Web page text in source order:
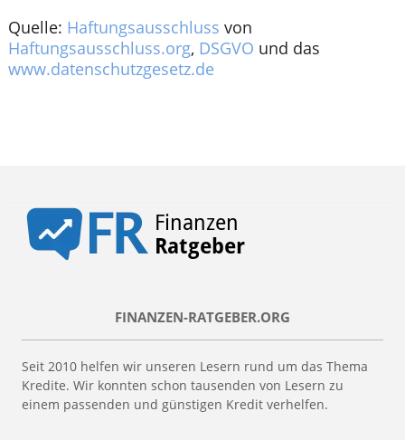
Quelle: Haftungsausschluss von
Haftungsausschluss.org, DSGVO und das
www.datenschutzgesetz.de
FINANZEN-RATGEBER.ORG
Seit 2010 helfen wir unseren Lesern rund um das Thema
Kredite. Wir konnten schon tausenden von Lesern zu
einem passenden und günstigen Kredit verhelfen.